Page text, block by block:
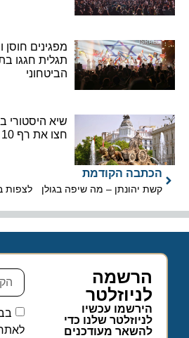
תגלית חגגו
הביטחוני
שיא היסטורי
חצו את רף 10 מיליארד האירו
הכתבה הקודמת
קשת יהונתן – מה שיפה בגולן
הרשמה
לניוזלטר
הירשמו עכשיו
לניוזלטר שלנו כדי
להשאר מעודכנים